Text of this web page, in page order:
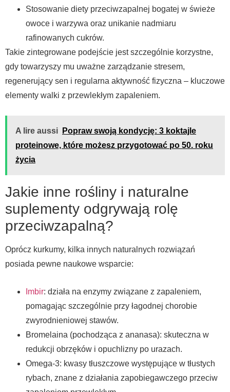
Stosowanie diety przeciwzapalnej bogatej w świeże
owoce i warzywa oraz unikanie nadmiaru
rafinowanych cukrów.
Takie zintegrowane podejście jest szczególnie korzystne,
gdy towarzyszy mu uważne zarządzanie stresem,
regenerujący sen i regularna aktywność fizyczna – kluczowe
elementy walki z przewlekłym zapaleniem.
A lire aussi
Popraw swoją kondycję: 3 koktajle
proteinowe, które możesz przygotować po 50. roku
życia
Jakie inne rośliny i naturalne
suplementy odgrywają rolę
przeciwzapalną?
Oprócz kurkumy, kilka innych naturalnych rozwiązań
posiada pewne naukowe wsparcie:
Imbir: działa na enzymy związane z zapaleniem,
pomagając szczególnie przy łagodnej chorobie
zwyrodnieniowej stawów.
Bromelaina (pochodząca z ananasa): skuteczna w
redukcji obrzęków i opuchlizny po urazach.
Omega-3: kwasy tłuszczowe występujące w tłustych
rybach, znane z działania zapobiegawczego przeciw